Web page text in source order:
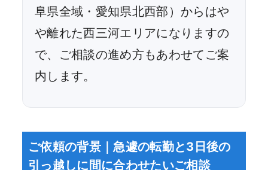
阜県全域・愛知県北西部）からはや
や離れた西三河エリアになりますの
で、ご相談の進め方もあわせてご案
内します。
ご依頼の背景｜急遽の転勤と3日後の
引っ越しに間に合わせたいご相談